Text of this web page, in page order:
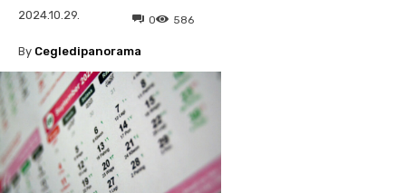
2024.10.29. 586
0
By Cegledipanorama